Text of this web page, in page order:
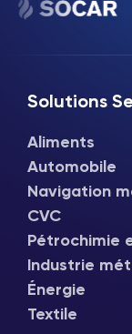
Solutions
Aliments
Automobile
Navigation
CVC
Pétrochimie
Industrie
Énergie
Textile